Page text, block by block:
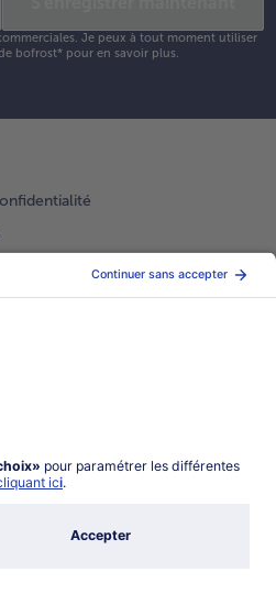
Je peux à tout moment utiliser
bofrost* pour en savoir plus.
de vente
catalogue en ligne